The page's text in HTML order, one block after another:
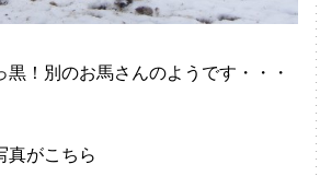
！別のお馬さんのようです・・・
真がこちら